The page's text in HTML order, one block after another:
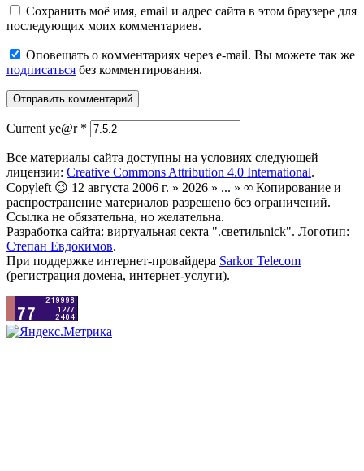
Сохранить моё имя, email и адрес сайта в этом браузере для
последующих моих комментариев.
Оповещать о комментариях через e-mail. Вы можете так же
подписаться без комментирования.
Current ye@r *
Все материалы сайта доступны на условиях следующей
лицензии: Creative Commons Attribution 4.0 International.
Copyleft 😉 12 августа 2006 г. » 2026 » ... » ∞ Копирование и
распространение материалов разрешено без ограничений.
Ссылка не обязательна, но желательна.
Разработка сайта: виртуальная секта ".светильnick". Логотип:
Степан Евдокимов.
При поддержке интернет-провайдера Sarkor Telecom
(регистрация домена, интернет-услуги).